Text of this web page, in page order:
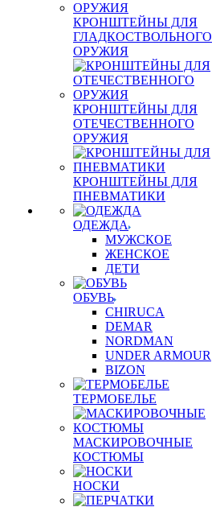
КРОНШТЕЙНЫ ДЛЯ
ГЛАДКОСТВОЛЬНОГО
ОРУЖИЯ
КРОНШТЕЙНЫ ДЛЯ
ОТЕЧЕСТВЕННОГО
ОРУЖИЯ
КРОНШТЕЙНЫ ДЛЯ
ПНЕВМАТИКИ
ОДЕЖДА
МУЖСКОЕ
ЖЕНСКОЕ
ДЕТИ
ОБУВЬ
CHIRUCA
DEMAR
NORDMAN
UNDER ARMOUR
BIZON
ТЕРМОБЕЛЬЕ
МАСКИРОВОЧНЫЕ
КОСТЮМЫ
НОСКИ